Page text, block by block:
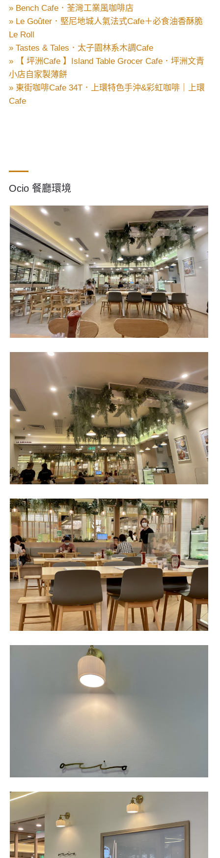
» Bench Cafe．荃灣工業風咖啡店
» Le Goûter．堅尼地城人氣法式Cafe＋必食油香酥脆
Le Roll
» Tastes & Tales．太子園林系木調Cafe
» 【 坪洲Cafe 】Island Table Grocer Cafe．坪洲文青
小店自家製薄餅
» 東街咖啡Cafe 34T．上環特色手沖&彩虹咖啡｜上環
Cafe
Ocio 餐廳環境